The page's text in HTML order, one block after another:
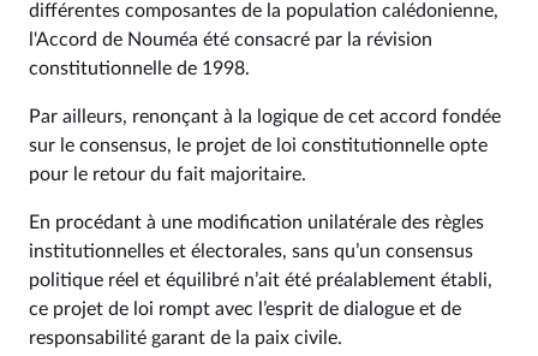
différentes composantes de la population calédonienne,
l'Accord de Nouméa été consacré par la révision
constitutionnelle de 1998.
Par ailleurs, renonçant à la logique de cet accord fondée
sur le consensus, le projet de loi constitutionnelle opte
pour le retour du fait majoritaire.
En procédant à une modification unilatérale des règles
institutionnelles et électorales, sans qu’un consensus
politique réel et équilibré n’ait été préalablement établi,
ce projet de loi rompt avec l’esprit de dialogue et de
responsabilité garant de la paix civile.